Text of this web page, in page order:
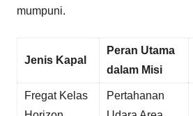
mumpuni.
Jenis Kapal
Peran Utama
dalam Misi
Fregat Kelas
Pertahanan